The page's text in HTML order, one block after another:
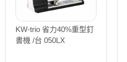
KW-trio 省力40%重型釘
書機 /台 050LX